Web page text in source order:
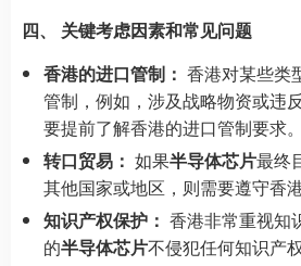
四、 关键考虑因素和常见问题
香港的进口管制： 香港对某些类
管制，例如，涉及战略物资或违
要提前了解香港的进口管制要求。
转口贸易： 如果半导体芯片最终
其他国家或地区，则需要遵守香
知识产权保护： 香港非常重视知
的半导体芯片不侵犯任何知识产权